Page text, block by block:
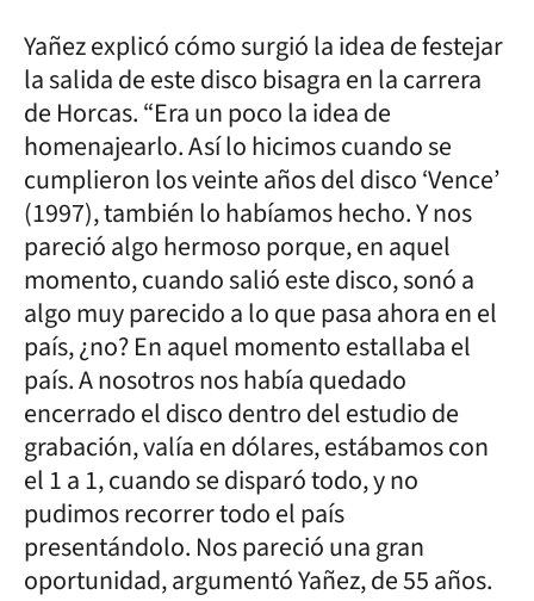
Yañez explicó cómo surgió la idea de festejar
la salida de este disco bisagra en la carrera
de Horcas. “Era un poco la idea de
homenajearlo. Así lo hicimos cuando se
cumplieron los veinte años del disco ‘Vence’
(1997), también lo habíamos hecho. Y nos
pareció algo hermoso porque, en aquel
momento, cuando salió este disco, sonó a
algo muy parecido a lo que pasa ahora en el
país, ¿no? En aquel momento estallaba el
país. A nosotros nos había quedado
encerrado el disco dentro del estudio de
grabación, valía en dólares, estábamos con
el 1 a 1, cuando se disparó todo, y no
pudimos recorrer todo el país
presentándolo. Nos pareció una gran
oportunidad, argumentó Yañez, de 55 años.